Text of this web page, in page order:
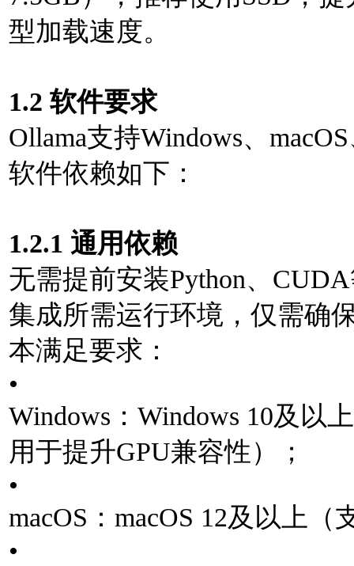
型加载速度。
1.2 软件要求
Ollama⽀持Windows、
软件依赖如下：
1.2.1 通⽤依赖
⽆需提前安装Python、
集成所需运⾏环境，仅需确
本满⾜要求：
•
Windows：Windows 10及以
⽤于提升GPU兼容性）；
•
macOS：macOS 12及以上
•